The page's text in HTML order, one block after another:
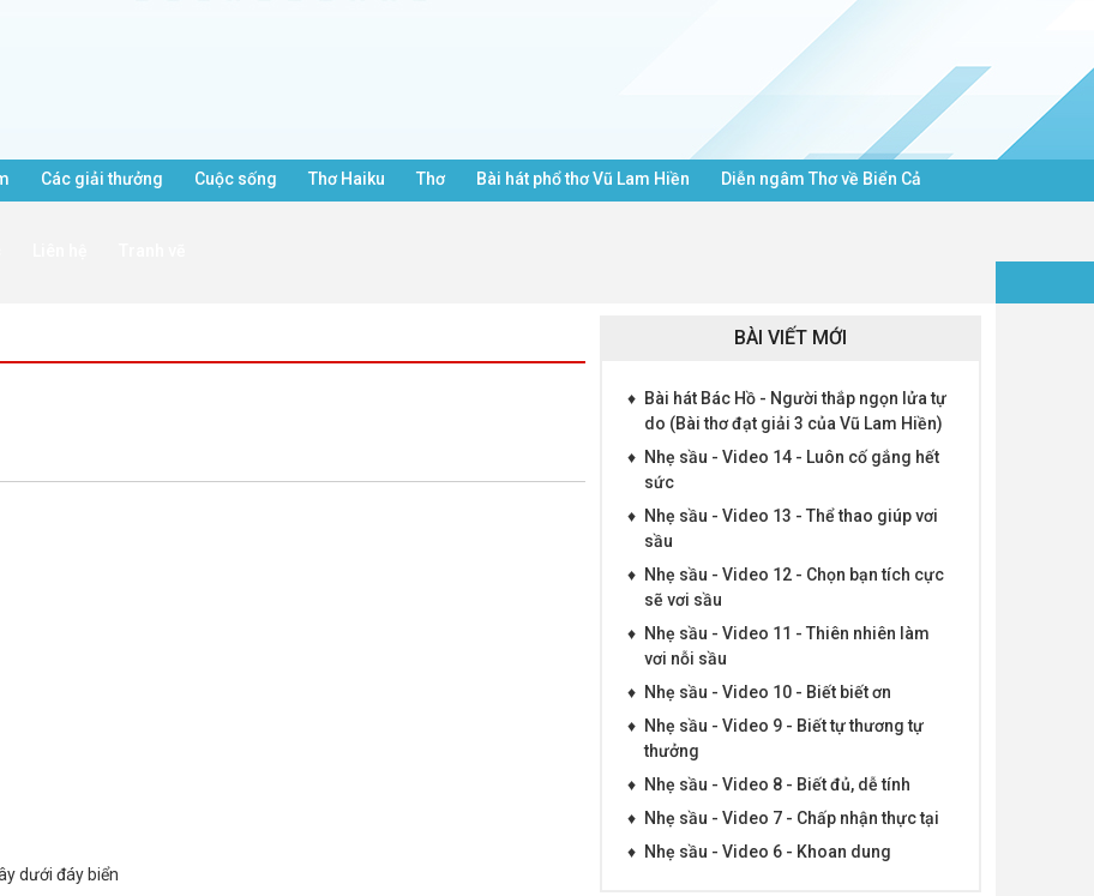
Các giải thưởng Cuộc sống Thơ Haiku Thơ Bài hát phổ thơ Vũ Lam Hiền Diễn ngâm Thơ về Biển Cả
dưới đáy biển
BÀI VIẾT MỚI
♦ Bài hát Bác Hồ - Người thắp ngọn lửa tự
do (Bài thơ đạt giải 3 của Vũ Lam Hiền)
♦ Nhẹ sầu - Video 14 - Luôn cố gắng hết
sức
♦ Nhẹ sầu - Video 13 - Thể thao giúp vơi
sầu
♦ Nhẹ sầu - Video 12 - Chọn bạn tích cực
sẽ vơi sầu
♦ Nhẹ sầu - Video 11 - Thiên nhiên làm
vơi nỗi sầu
♦ Nhẹ sầu - Video 10 - Biết biết ơn
♦ Nhẹ sầu - Video 9 - Biết tự thương tự
thưởng
♦ Nhẹ sầu - Video 8 - Biết đủ, dễ tính
♦ Nhẹ sầu - Video 7 - Chấp nhận thực tại
♦ Nhẹ sầu - Video 6 - Khoan dung